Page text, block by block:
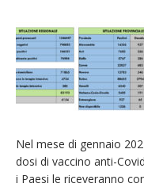
Nel mese di gennaio
dosi di vaccino anti-
i Paesi le riceveranno